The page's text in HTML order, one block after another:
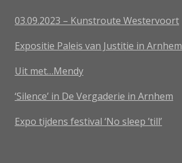
03.09.2023 – Kunstroute Westervoort
Expositie Paleis van Justitie in Arnhem
Uit met…Mendy
‘Silence’ in De Vergaderie in Arnhem
Expo tijdens festival ‘No sleep ’till’